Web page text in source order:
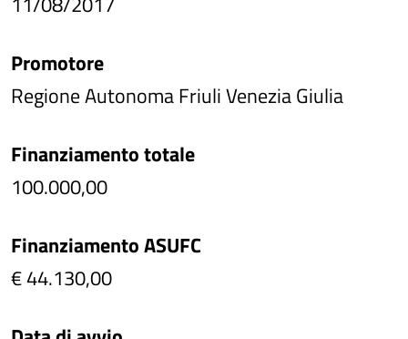
Promotore
Regione Autonoma Friuli Venezia Giulia
Finanziamento totale
100.000,00
Finanziamento ASUFC
€ 44.130,00